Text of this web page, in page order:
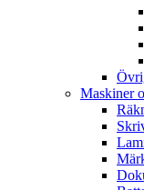
Maskiner